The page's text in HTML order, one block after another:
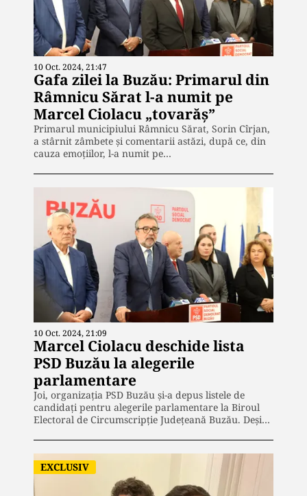
10 Oct. 2024, 21:47
Gafa zilei la Buzău: Primarul din
Râmnicu Sărat l-a numit pe
Marcel Ciolacu „tovarăș”
Primarul municipiului Râmnicu Sărat, Sorin Cîrjan,
a stârnit zâmbete și comentarii astăzi, după ce, din
cauza emoțiilor, l-a numit pe…
10 Oct. 2024, 21:09
Marcel Ciolacu deschide lista
PSD Buzău la alegerile
parlamentare
Joi, organizația PSD Buzău și-a depus listele de
candidați pentru alegerile parlamentare la Biroul
Electoral de Circumscripție Județeană Buzău. Deși…
EXCLUSIV